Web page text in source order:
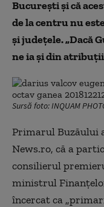
Bucureşti şi că
de la centru nu
şi judeţele.„Dacă
ne ia şi din
Sursă foto: INQUAM
PrimarulBuzăului
News.ro, că a
consilierul
ministrul
încercat ca „